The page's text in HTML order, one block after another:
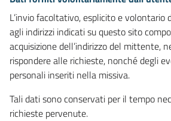
L’invio facoltativo, esplicito e volontario
agli indirizzi indicati su questo sito
acquisizione dell’indirizzo del mittente,
rispondere alle richieste, nonché degli
personali inseriti nella missiva.
Tali dati sono conservati per il tempo
richieste pervenute.